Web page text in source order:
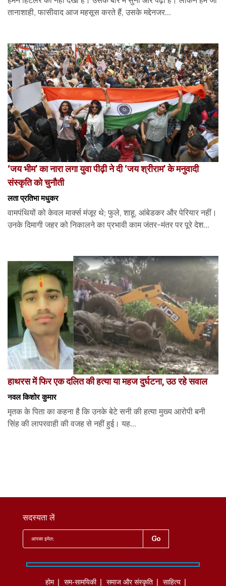
तानाशाही, फासीवाद आज महसूस करते हैं, उसके मद्देनजर...
‘जय भीम’ का नारा लगा युवा पीढ़ी ने दी ‘जय श्रीराम’ के मनुवादी
संस्कृति को चुनौती
लता प्रतिभा मधुकर
वामपंथियों को केवल मार्क्स मंजूर थे; फुले, शाहू, आंबेडकर और पेरियार नहीं।
उनके दिमागी जहर को निकालने का प्रभावी काम जंतर-मंतर पर पूरे देश...
हाथरस में फिर एक दलित की हत्या या महज दुर्घटना, उठ रहे सवाल
नवल किशोर कुमार
मृतक के पिता का कहना है कि उनके बेटे सनी की हत्या मुख्य आरोपी बनी
सिंह की लापरवाही की वजह से नहीं हुई। यह...
सदस्यता लें
होम सम-सामयिकी समाज और संस्कृति साहित्‍य